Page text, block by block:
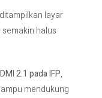
layar
halus
2.1 pada IFP,
mendukung